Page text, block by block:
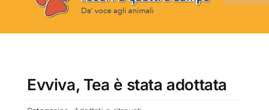
HOME
Evviva, Tea è stata adottata